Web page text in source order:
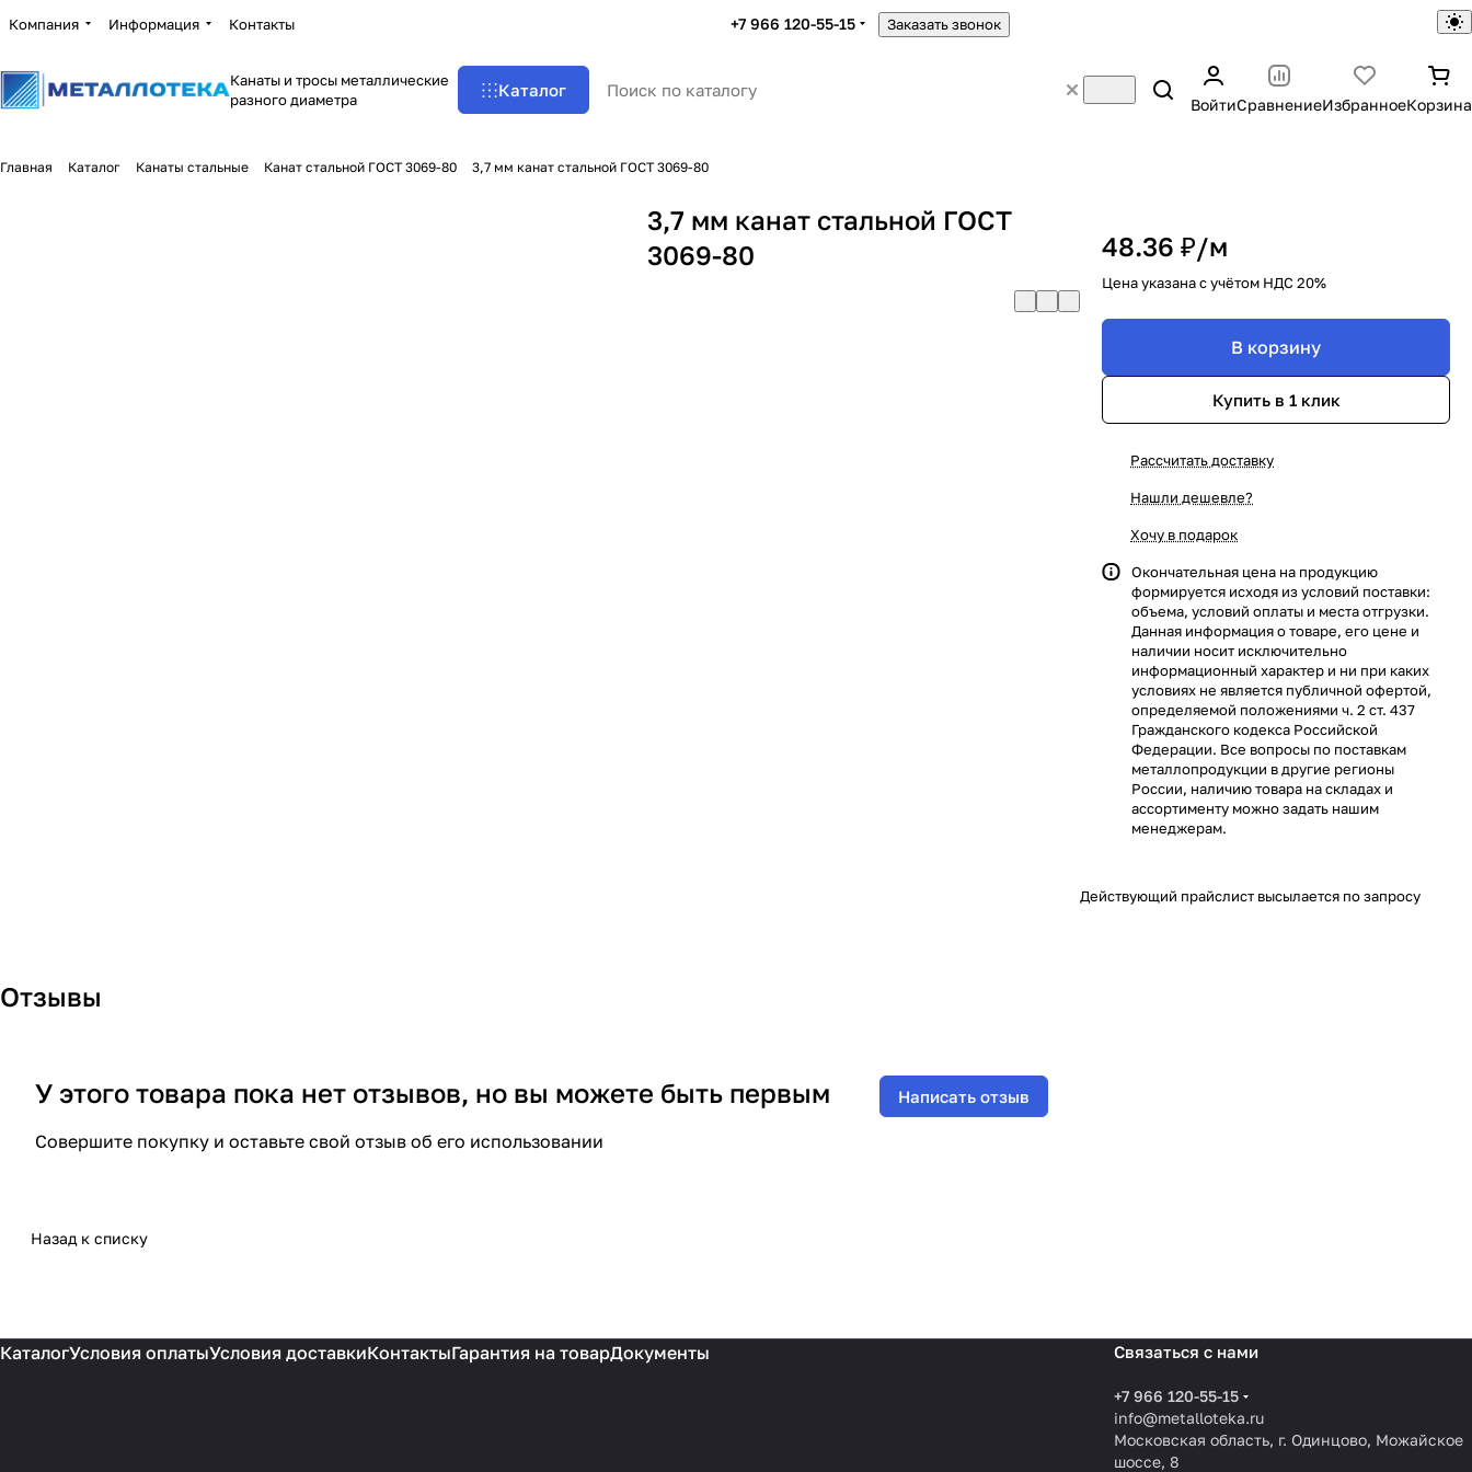
Компания Информация Контакты +7 966 120-55-15 Заказать звонок
Канаты и тросы металлические
разного диаметра
Каталог
ВойтиСравнениеИзбранноеКорзина
Главная Каталог Канаты стальные Канат стальной ГОСТ 3069-80 3,7 мм канат стальной ГОСТ 3069-80
3,7 мм канат стальной ГОСТ
3069-80
48.36 ₽/м
Цена указана с учётом НДС 20%
В корзину
Купить в 1 клик
Рассчитать доставку
Нашли дешевле?
Хочу в подарок
Окончательная цена на продукцию
формируется исходя из условий поставки:
объема, условий оплаты и места отгрузки.
Данная информация о товаре, его цене и
наличии носит исключительно
информационный характер и ни при каких
условиях не является публичной офертой,
определяемой положениями ч. 2 ст. 437
Гражданского кодекса Российской
Федерации. Все вопросы по поставкам
металлопродукции в другие регионы
России, наличию товара на складах и
ассортименту можно задать нашим
менеджерам.
Действующий прайслист высылается по запросу
Отзывы
У этого товара пока нет отзывов, но вы можете быть первым
Совершите покупку и оставьте свой отзыв об его использовании
Написать отзыв
Назад к списку
КаталогУсловия оплатыУсловия доставкиКонтактыГарантия на товарДокументы Связаться с нами
+7 966 120-55-15
info@metalloteka.ru
Московская область, г. Одинцово, Можайское
шоссе, 8